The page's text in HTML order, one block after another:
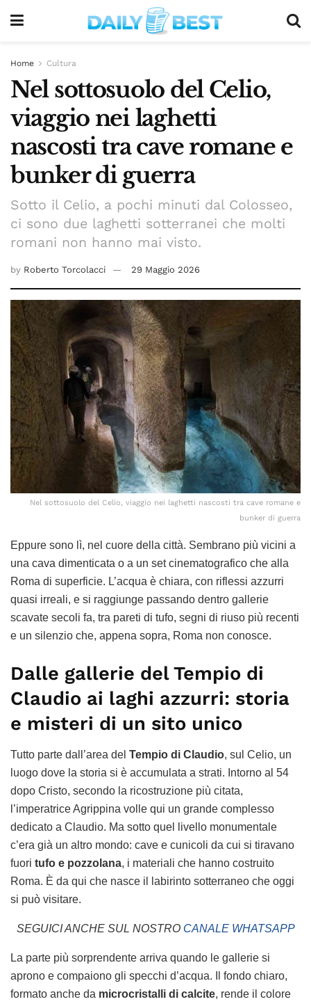
Home Cultura
Nel sottosuolo del Celio,
viaggio nei laghetti
nascosti tra cave romane e
bunker di guerra
Sotto il Celio, a pochi minuti dal Colosseo,
ci sono due laghetti sotterranei che molti
romani non hanno mai visto.
by Roberto Torcolacci 29 Maggio 2026
Nel sottosuolo del Celio, viaggio nei laghetti nascosti tra cave romane e
bunker di guerra
Eppure sono lì, nel cuore della città. Sembrano più vicini a
una cava dimenticata o a un set cinematografico che alla
Roma di superficie. L’acqua è chiara, con riflessi azzurri
quasi irreali, e si raggiunge passando dentro gallerie
scavate secoli fa, tra pareti di tufo, segni di riuso più recenti
e un silenzio che, appena sopra, Roma non conosce.
Dalle gallerie del Tempio di
Claudio ai laghi azzurri: storia
e misteri di un sito unico
Tutto parte dall’area del Tempio di Claudio, sul Celio, un
luogo dove la storia si è accumulata a strati. Intorno al 54
dopo Cristo, secondo la ricostruzione più citata,
l’imperatrice Agrippina volle qui un grande complesso
dedicato a Claudio. Ma sotto quel livello monumentale
c’era già un altro mondo: cave e cunicoli da cui si tiravano
fuori tufo e pozzolana, i materiali che hanno costruito
Roma. È da qui che nasce il labirinto sotterraneo che oggi
si può visitare.
SEGUICI ANCHE SUL NOSTRO CANALE WHATSAPP
La parte più sorprendente arriva quando le gallerie si
aprono e compaiono gli specchi d’acqua. Il fondo chiaro,
formato anche da microcristalli di calcite, rende il colore